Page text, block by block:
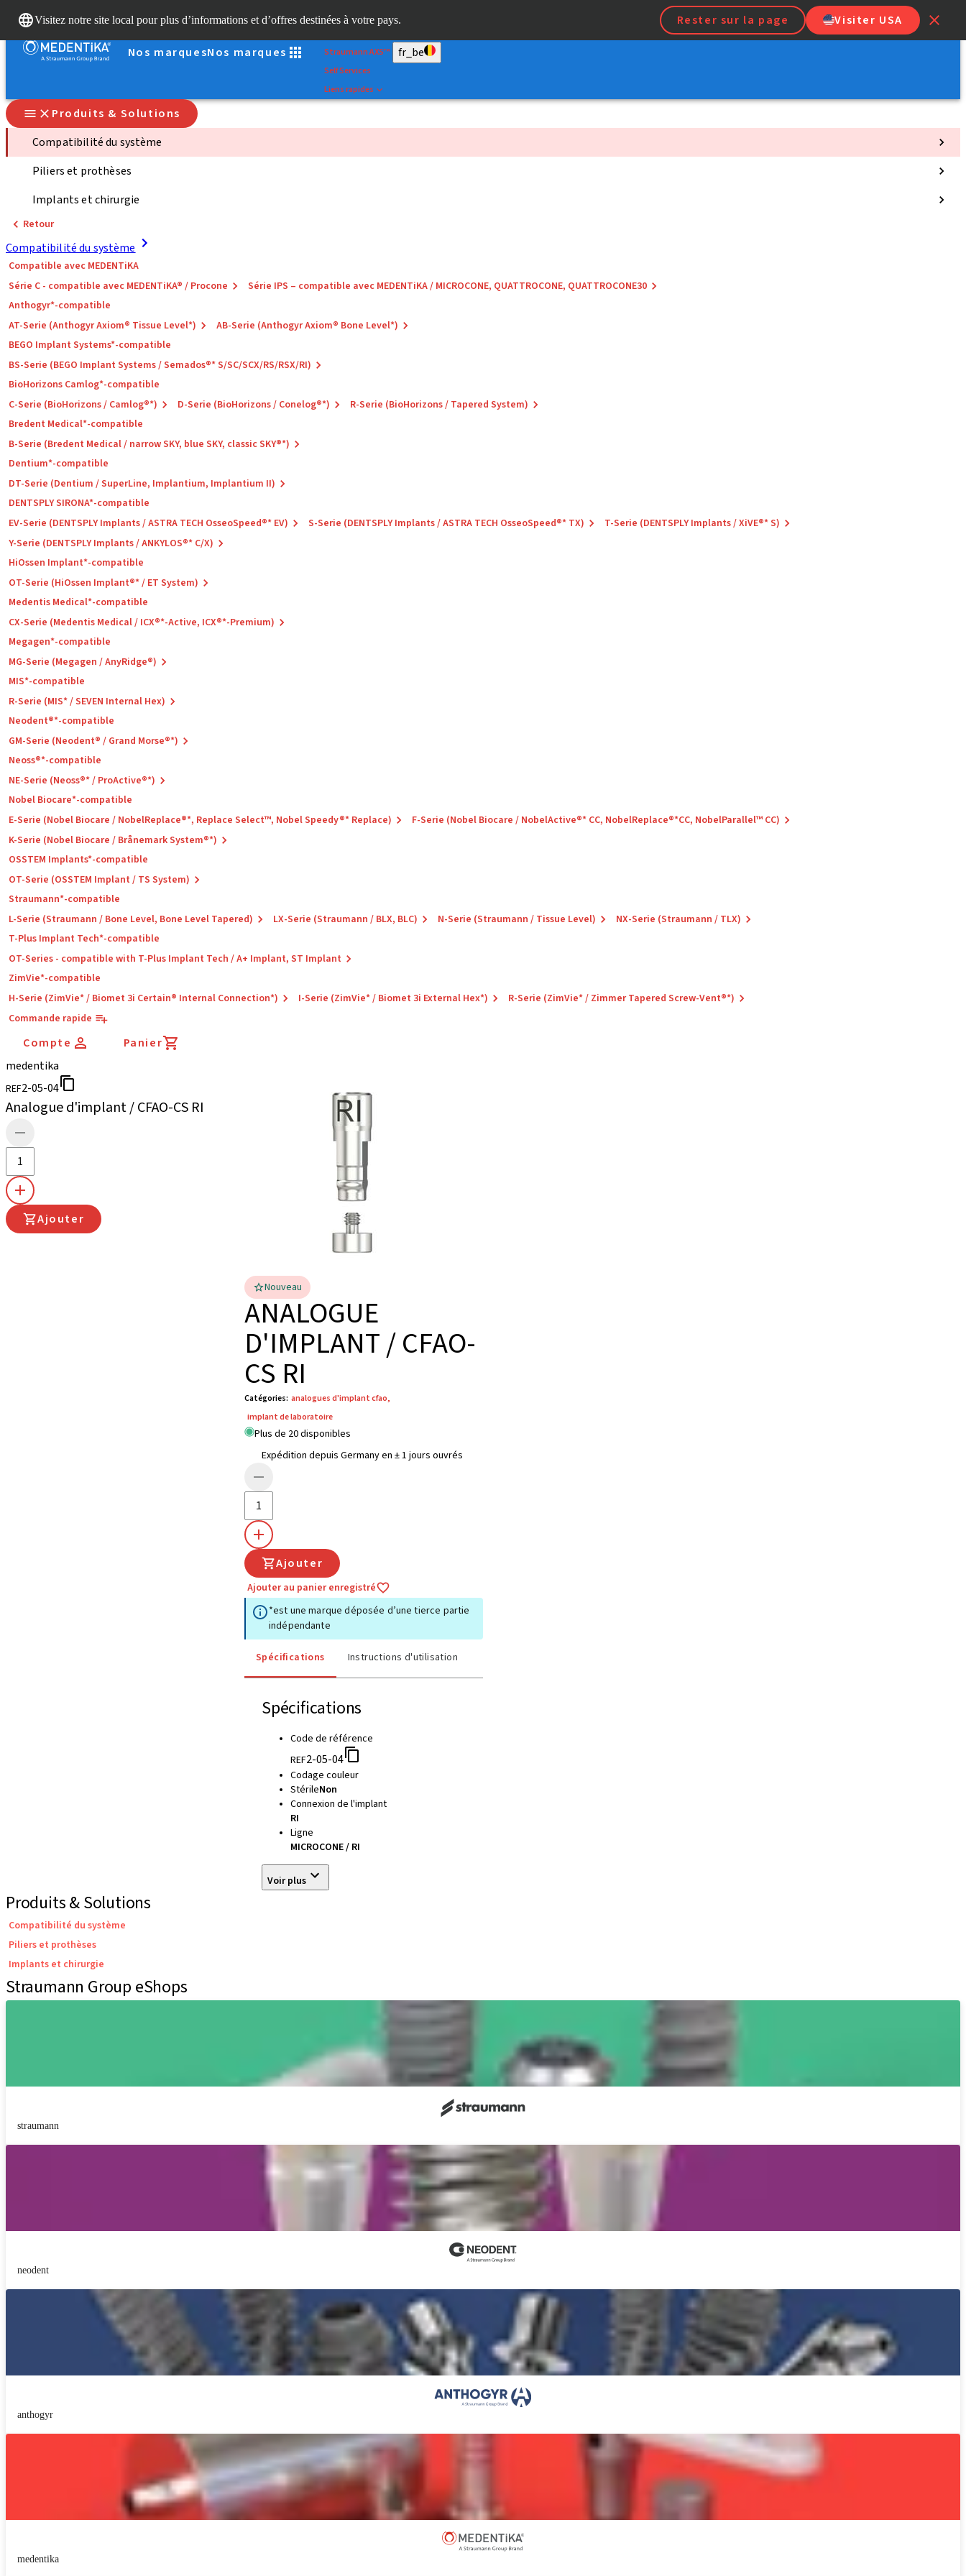
Visitez notre site local pour plus d’informations et d’offres destinées à votre pays. Rester sur la page Visiter USA
Nos marquesNos marques
Scan&Shape
Straumann AXS™
Self Services
Liens rapides
fr_be
Produits & Solutions
Compatibilité du système
Piliers et prothèses
Implants et chirurgie
Retour
Compatibilité du système
Compatible avec MEDENTiKA
Série C - compatible avec MEDENTiKA® / Procone
Série IPS – compatible avec MEDENTiKA / MICROCONE, QUATTROCONE, QUATTROCONE30
Anthogyr*-compatible
AT-Serie (Anthogyr Axiom® Tissue Level*)
AB-Serie (Anthogyr Axiom® Bone Level*)
BEGO Implant Systems*-compatible
BS-Serie (BEGO Implant Systems / Semados®* S/SC/SCX/RS/RSX/RI)
BioHorizons Camlog*-compatible
C-Serie (BioHorizons / Camlog®*)
D-Serie (BioHorizons / Conelog®*)
R-Serie (BioHorizons / Tapered System)
Bredent Medical*-compatible
B-Serie (Bredent Medical / narrow SKY, blue SKY, classic SKY®*)
Dentium*-compatible
DT-Serie (Dentium / SuperLine, Implantium, Implantium II)
DENTSPLY SIRONA*-compatible
EV-Serie (DENTSPLY Implants / ASTRA TECH OsseoSpeed®* EV)
S-Serie (DENTSPLY Implants / ASTRA TECH OsseoSpeed®* TX)
T-Serie (DENTSPLY Implants / XiVE®* S)
Y-Serie (DENTSPLY Implants / ANKYLOS®* C/X)
HiOssen Implant*-compatible
OT-Serie (HiOssen Implant®* / ET System)
Medentis Medical*-compatible
CX-Serie (Medentis Medical / ICX®*-Active, ICX®*-Premium)
Megagen*-compatible
MG-Serie (Megagen / AnyRidge®)
MIS*-compatible
R-Serie (MIS* / SEVEN Internal Hex)
Neodent®*-compatible
GM-Serie (Neodent® / Grand Morse®*)
Neoss®*-compatible
NE-Serie (Neoss®* / ProActive®*)
Nobel Biocare*-compatible
E-Serie (Nobel Biocare / NobelReplace®*, Replace Select™, Nobel Speedy®* Replace)
F-Serie (Nobel Biocare / NobelActive®* CC, NobelReplace®*CC, NobelParallel™ CC)
K-Serie (Nobel Biocare / Brånemark System®*)
OSSTEM Implants*-compatible
OT-Serie (OSSTEM Implant / TS System)
Straumann*-compatible
L-Serie (Straumann / Bone Level, Bone Level Tapered)
LX-Serie (Straumann / BLX, BLC) N-Serie (Straumann / Tissue Level)
NX-Serie (Straumann / TLX)
T-Plus Implant Tech*-compatible
OT-Series - compatible with T-Plus Implant Tech / A+ Implant, ST Implant
ZimVie*-compatible
H-Serie (ZimVie* / Biomet 3i Certain® Internal Connection*)
I-Serie (ZimVie* / Biomet 3i External Hex*)
R-Serie (ZimVie* / Zimmer Tapered Screw-Vent®*)
Commande rapide
Compte
Panier
medentika
REF2-05-04
Analogue d'implant / CFAO-CS RI
Ajouter
Nouveau
ANALOGUE
D'IMPLANT / CFAO-
CS RI
Catégories: analogues d'implant cfao,
implant de laboratoire
Plus de 20 disponibles
Expédition depuis Germany en ± 1 jours ouvrés
Ajouter
Ajouter au panier enregistré
*est une marque déposée d’une tierce partie
indépendante
Spécifications Instructions d'utilisation
Spécifications
Code de référence
REF2-05-04
Codage couleur
StérileNon
Connexion de l'implant
RI
Ligne
MICROCONE / RI
Voir plus
Produits & Solutions
Compatibilité du système
Piliers et prothèses
Implants et chirurgie
Straumann Group eShops
straumann
neodent
anthogyr
medentika